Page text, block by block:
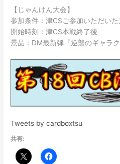
【じゃんけん大会】
参加条件：津CSご参加いただいた
開始時刻：津CS本戦終了後
景品：DM最新弾『逆襲のギャラ
Tweets by cardboxtsu
共有: